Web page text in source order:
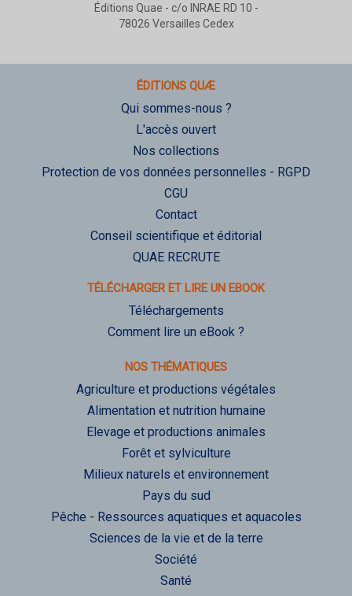
Éditions Quae - c/o INRAE RD 10 -
78026 Versailles Cedex
ÉDITIONS QUÆ
Qui sommes-nous ?
L'accès ouvert
Nos collections
Protection de vos données personnelles - RGPD
CGU
Contact
Conseil scientifique et éditorial
QUAE RECRUTE
TÉLÉCHARGER ET LIRE UN EBOOK
Téléchargements
Comment lire un eBook ?
NOS THÉMATIQUES
Agriculture et productions végétales
Alimentation et nutrition humaine
Elevage et productions animales
Forêt et sylviculture
Milieux naturels et environnement
Pays du sud
Pêche - Ressources aquatiques et aquacoles
Sciences de la vie et de la terre
Société
Santé